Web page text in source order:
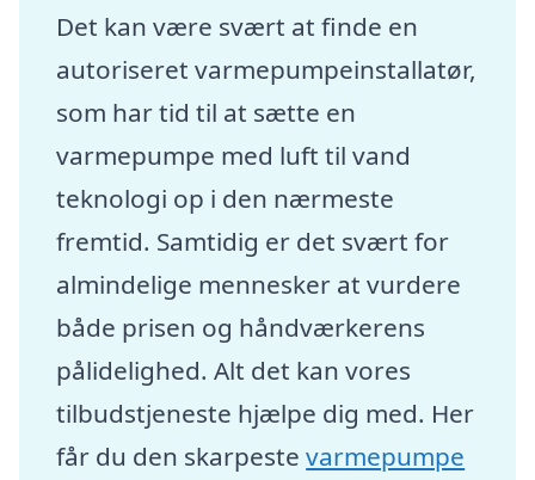
Det kan være svært at finde en
autoriseret varmepumpeinstallatør,
som har tid til at sætte en
varmepumpe med luft til vand
teknologi op i den nærmeste
fremtid. Samtidig er det svært for
almindelige mennesker at vurdere
både prisen og håndværkerens
pålidelighed. Alt det kan vores
tilbudstjeneste hjælpe dig med. Her
får du den skarpestevarmepumpe